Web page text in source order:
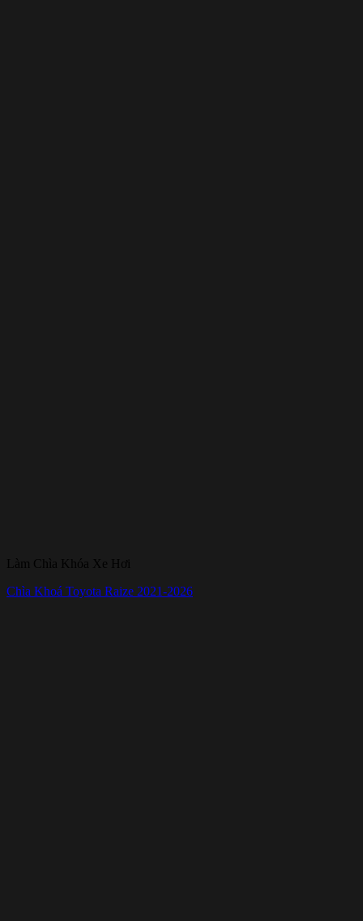
Làm Chìa Khóa Xe Hơi
Chìa Khoá Toyota Raize 2021-2026